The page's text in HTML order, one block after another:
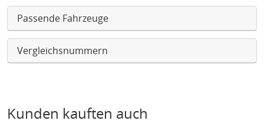
Passende Fahrzeuge
Vergleichsnummern
Kunden kauften auch